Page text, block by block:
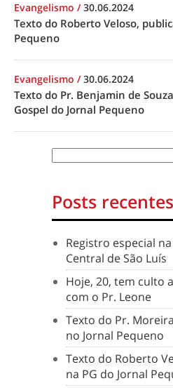
Evangelismo /30.06.2024
Texto do Roberto Veloso,
Pequeno
Evangelismo /30.06.2024
Texto do Pr. Benjamin de
Gospel do Jornal Pequeno
Posts recentes
Registro especial
Central de São Luís
Hoje, 20, tem culto
com o Pr. Leone
Texto do Pr.
no Jornal Pequeno
Texto do Roberto
na PG do Jornal